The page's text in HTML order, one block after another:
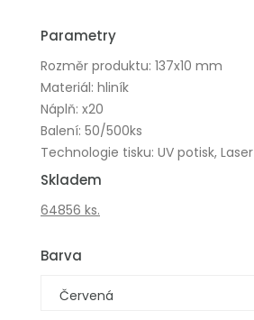
Parametry
Rozměr produktu: 137x10 mm
Materiál: hliník
Náplň: x20
Balení: 50/500ks
Technologie tisku: UV potisk, Laser
Skladem
64856 ks.
Barva
Červená